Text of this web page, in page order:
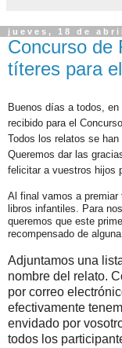
jueves, 18 de
Concurso de
títeres para
Buenos días a todos,
recibido para el Concurso
Todos los relatos se
Queremos dar las
felicitar a vuestros hijos
Al final vamos a premiar
libros infantiles. Para
queremos que este
recompensado de
Adjuntamos una
nombre del relato.
por correo
efectivamente
envidado por
todos los